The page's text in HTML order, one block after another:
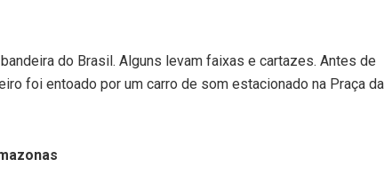
do Brasil. Alguns levam faixas e cartazes. Antes de
foi entoado por um carro de som estacionado na Praça da